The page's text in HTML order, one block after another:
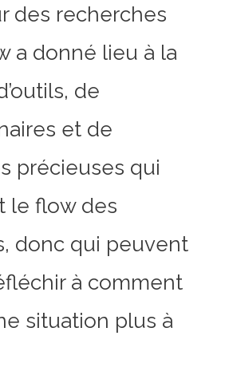
des recherches
a donné lieu à la
de
et de
précieuses qui
le flow des
donc qui peuvent
à comment
situation plus à